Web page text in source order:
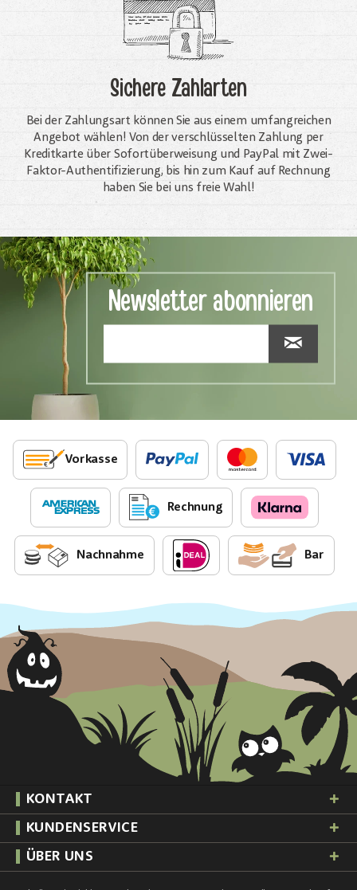
Sichere Zahlarten
Bei der Zahlungsart können Sie aus einem umfangreichen
Angebot wählen! Von der verschlüsselten Zahlung per
Kreditkarte über Sofortüberweisung und PayPal mit Zwei-
Faktor-Authentifizierung, bis hin zum Kauf auf Rechnung
haben Sie bei uns freie Wahl!
Newsletter abonnieren
Vorkasse
Rechnung
Nachnahme Bar
KONTAKT
KUNDENSERVICE
ÜBER UNS